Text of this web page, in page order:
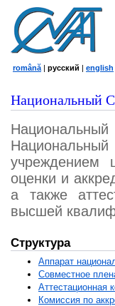
română | русский | english
Национальный
Национальный
учреждением
оценки и
а также
высшей
Структура
Аппарат
Совместное
Аттестационная
Комиссия по